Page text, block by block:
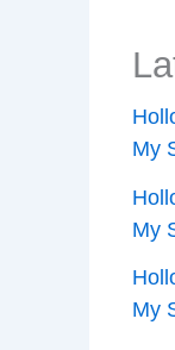
My
My
My